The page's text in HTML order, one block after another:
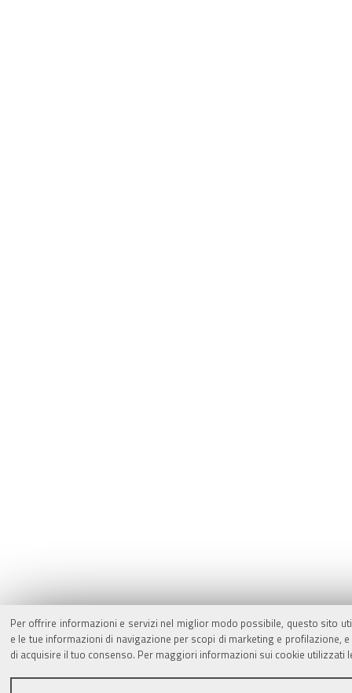
Per offrire informazioni e servizi nel miglior modo possibile, questo sito
e le tue informazioni di navigazione per scopi di marketing e
di acquisire il tuo consenso. Per maggiori informazioni sui cookie utilizzati